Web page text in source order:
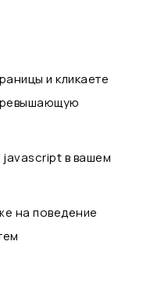
и кликаете
в вашем
на поведение